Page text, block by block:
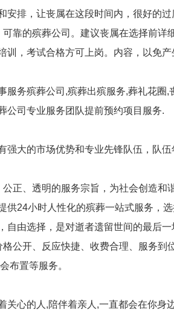
安排，让丧属在这段时间内，很好的
靠的殡葬公司。建议丧属在选择前
训，考试合格方可上岗。内容，以免产
服务殡葬公司,殡葬出殡服务,葬礼花
公司专业服务团队提前预约项目服务.
强大的市场优势和专业先锋队伍，队
正、透明的服务宗旨，为社会创造
供24小时人性化的殡葬一站式服务，
自由选择，是对逝者遗留世间的最后一
公开、反应快捷、收费合理、服务
布置等服务。
关心的人,陪伴着亲人,一直都会在你身